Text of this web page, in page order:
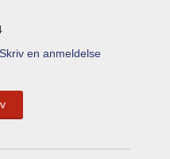
Skriv en anmeldelse